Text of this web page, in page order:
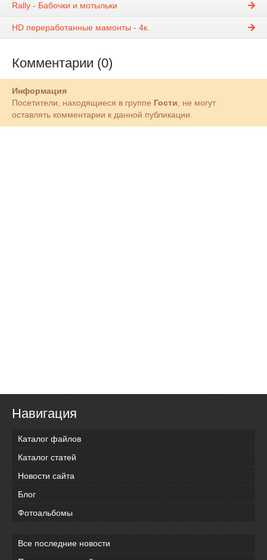
Rally - Бабочки и мотыльки
HD переработанные мамонты - 4к.
Комментарии (0)
Информация
Посетители, находящиеся в группе Гости, не могут
оставлять комментарии к данной публикации.
Навигация
Каталог файлов
Каталог статей
Новости сайта
Блог
Фотоальбомы
Все последние новости